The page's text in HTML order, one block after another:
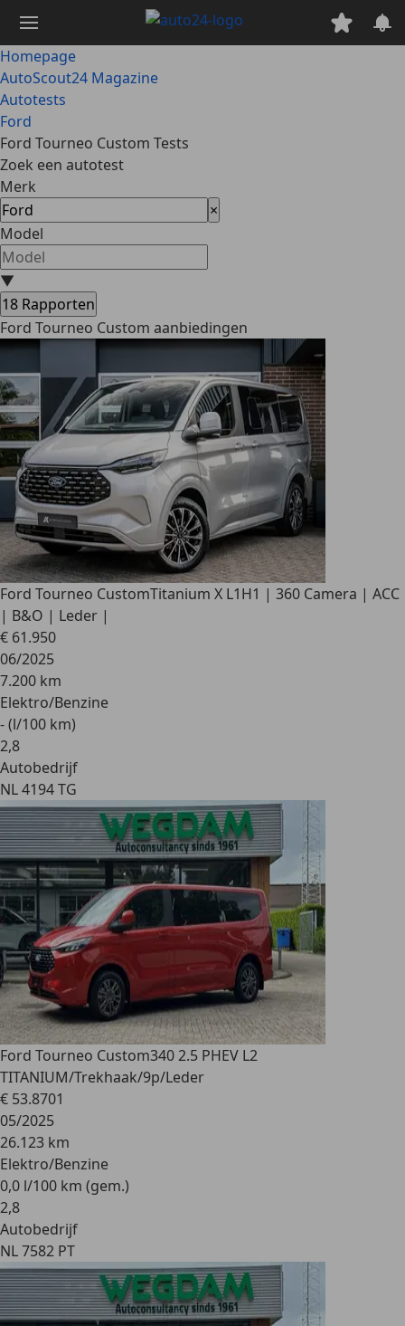
naar
hoofdinhoud
Homepage
AutoScout24 Magazine
Autotests
Ford
Ford Tourneo Custom Tests
Zoek een autotest
Merk
×
Model
▼
18 Rapporten
Ford Tourneo Custom aanbiedingen
Ford Tourneo CustomTitanium X L1H1 | 360 Camera | ACC
| B&O | Leder |
€ 61.950
06/2025
7.200 km
Elektro/Benzine
- (l/100 km)
2,8
Autobedrijf
NL 4194 TG
Ford Tourneo Custom340 2.5 PHEV L2
TITANIUM/Trekhaak/9p/Leder
€ 53.8701
05/2025
26.123 km
Elektro/Benzine
0,0 l/100 km (gem.)
2,8
Autobedrijf
NL 7582 PT